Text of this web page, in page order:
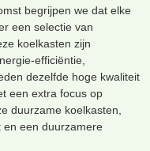
begrijpen we dat elke
een selectie van
koelkasten zijn
efficiëntie,
dezelfde hoge kwaliteit
een extra focus op
duurzame koelkasten,
en een duurzamere